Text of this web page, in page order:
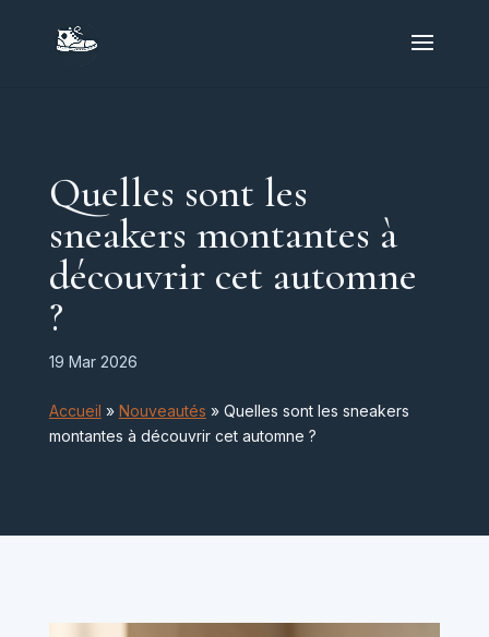
Quelles sont les
sneakers montantes à
découvrir cet automne
?
19 Mar 2026
Accueil » Nouveautés » Quelles sont les sneakers
montantes à découvrir cet automne ?